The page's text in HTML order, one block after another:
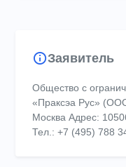
Заявитель
Общество с
«Праксэа Рус»
Москва Адрес:
Тел.: +7 (495) 788